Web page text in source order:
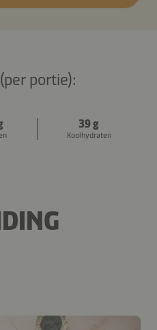
portie):
39 g
Koolhydraten